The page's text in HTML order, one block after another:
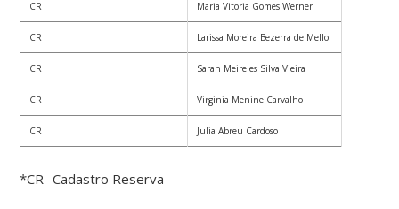
CR Maria Vitoria Gomes Werner
CR Larissa Moreira Bezerra de Mello
CR Sarah Meireles Silva Vieira
CR Virginia Menine Carvalho
CR Julia Abreu Cardoso
*CR -Cadastro Reserva